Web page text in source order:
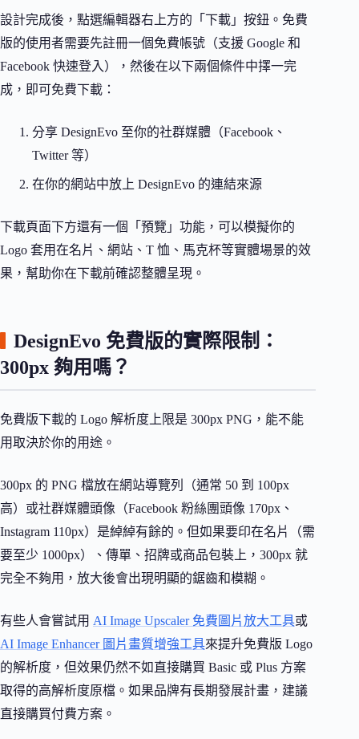
設計完成後，點選編輯器右上方的「下載」按鈕。免費
版的使用者需要先註冊一個免費帳號（支援 Google 和
Facebook 快速登入），然後在以下兩個條件中擇一完
成，即可免費下載：
分享 DesignEvo 至你的社群媒體（Facebook、
Twitter 等）
在你的網站中放上 DesignEvo 的連結來源
下載頁面下方還有一個「預覽」功能，可以模擬你的
Logo 套用在名片、網站、T 恤、馬克杯等實體場景的效
果，幫助你在下載前確認整體呈現。
DesignEvo 免費版的實際限制：
300px 夠用嗎？
免費版下載的 Logo 解析度上限是 300px PNG，能不能
用取決於你的用途。
300px 的 PNG 檔放在網站導覽列（通常 50 到 100px
高）或社群媒體頭像（Facebook 粉絲團頭像 170px、
Instagram 110px）是綽綽有餘的。但如果要印在名片（需
要至少 1000px）、傳單、招牌或商品包裝上，300px 就
完全不夠用，放大後會出現明顯的鋸齒和模糊。
有些人會嘗試用 AI Image Upscaler 免費圖片放大工具或
AI Image Enhancer 圖片畫質增強工具來提升免費版 Logo
的解析度，但效果仍然不如直接購買 Basic 或 Plus 方案
取得的高解析度原檔。如果品牌有長期發展計畫，建議
直接購買付費方案。